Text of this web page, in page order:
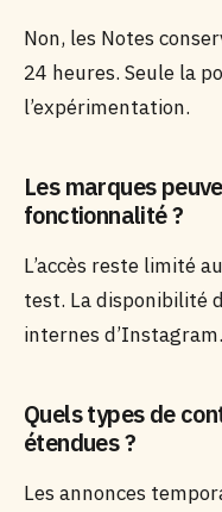
Non, les Notes
24 heures. Seule la
l’expérimentation.
Les marques
fonctionnalité ?
L’accès reste limité
test. La disponibilité
internes d’Instagram.
Quels types de
étendues ?
Les annonces